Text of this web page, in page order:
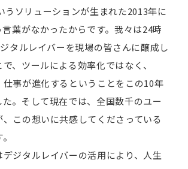
ソリューションが生まれた2013年に
言葉がなかったからです。我々は24時
タルレイバーを現場の皆さんに醸成し
、ツールによる効率化ではなく、
事が進化するということをこの10年
。そして現在では、全国数千のユー
この想いに共感してくださっている
ジタルレイバーの活用により、人生